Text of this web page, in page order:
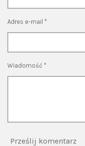
k
a
p
Adres e-mail *
Wiadomość *
Prześlij komentarz